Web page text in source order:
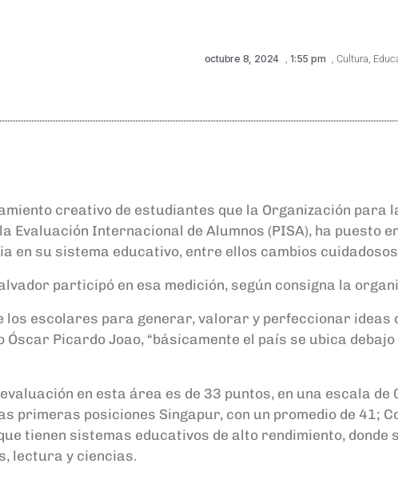
octubre 8, 2024 1:55 pm Cultura
creativo de estudiantes que la Organización para
Evaluación Internacional de Alumnos (PISA), ha puesto
en su sistema educativo, entre ellos cambios
participó en esa medición, según consigna la
los escolares para generar, valorar y perfeccionar
Picardo Joao, “básicamente el país se ubica
evaluación en esta área es de 33 puntos, en una escala
primeras posiciones Singapur, con un promedio de 41;
tienen sistemas educativos de alto rendimiento,
lectura y ciencias.